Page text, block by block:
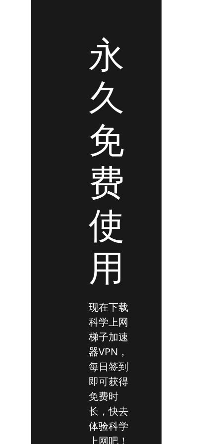
永
久
免
费
使
用
现在下载
科学上网
梯子加速
器VPN，
每日签到
即可获得
免费时
长，快去
体验科学
上网吧！